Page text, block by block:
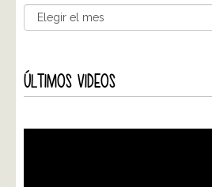
ÚLTIMOS VIDEOS